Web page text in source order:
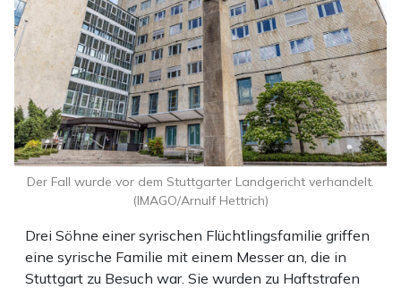
Drei Söhne einer syrischen Flüchtlingsfamilie griffen
eine syrische Familie mit einem Messer an, die in
Stuttgart zu Besuch war. Sie wurden zu Haftstrafen
Der Fall wurde vor dem Stuttgarter Landgericht verhandelt.
(IMAGO/Arnulf Hettrich)